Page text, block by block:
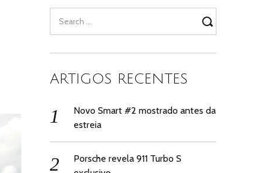
for:
ARTIGOS RECENTES
Novo Smart #2 mostrado antes da
estreia
Porsche revela 911 Turbo S